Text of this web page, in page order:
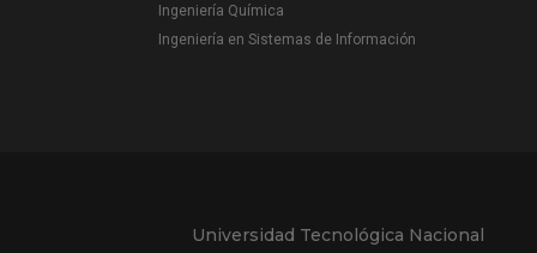
Ingeniería Química
Ingeniería en Sistemas de Información
Universidad Tecnológica Nacional